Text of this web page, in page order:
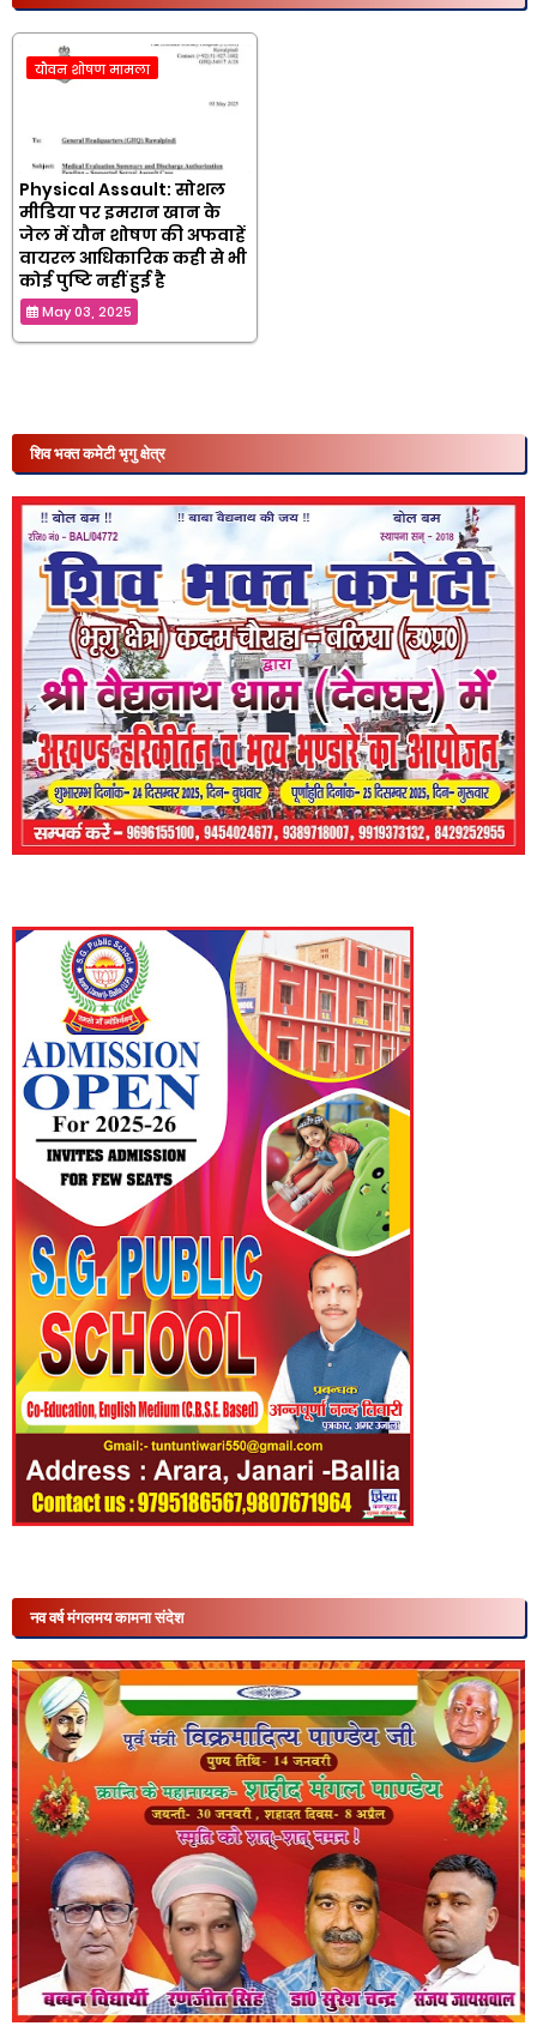
यौवन शोषण मामला
Physical Assault: सोशल
मीडिया पर इमरान खान के
जेल में यौन शोषण की अफवाहें
वायरल आधिकारिक कही से भी
कोई पुष्टि नहीं हुई है
May 03, 2025
शिव भक्त कमेटी भृगु क्षेत्र
नव वर्ष मंगलमय कामना संदेश